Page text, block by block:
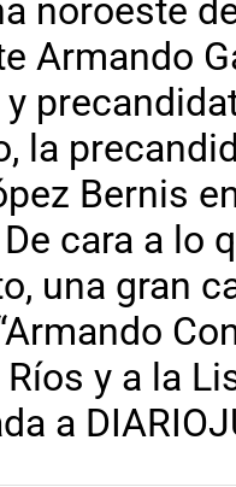
noroeste
Armando
la
Bernis
cara a lo
una gran
y a la
a